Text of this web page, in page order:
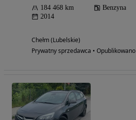
184 468 km Benzyna
2014
Chełm (Lubelskie)
Prywatny sprzedawca • Opublikowano